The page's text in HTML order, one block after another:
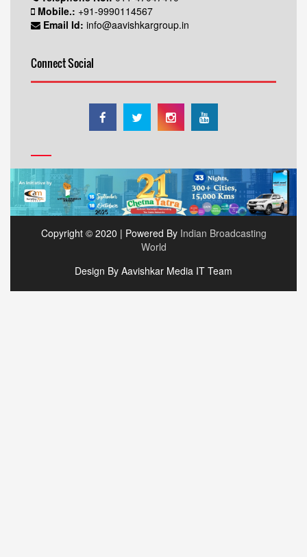
Mobile.: +91-9990114567
Email Id: info@aavishkargroup.in
Connect Social
Copyright © 2020 | Powered By Indian Broadcasting
World
Design By Aavishkar Media IT Team